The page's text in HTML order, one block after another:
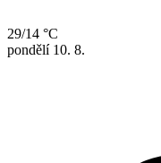
29/14 °C
pondělí 10. 8.